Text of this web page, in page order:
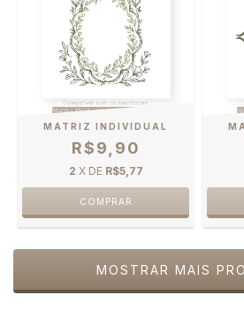
MATRIZ INDIVIDUAL
R$9,90
2 X DE R$5,77
MOSTRAR MAIS